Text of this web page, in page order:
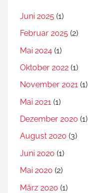
Juni 2025 (1)
Februar 2025 (2)
Mai 2024 (1)
Oktober 2022 (1)
November 2021 (1)
Mai 2021 (1)
Dezember 2020 (1)
August 2020 (3)
Juni 2020 (1)
Mai 2020 (2)
März 2020 (1)